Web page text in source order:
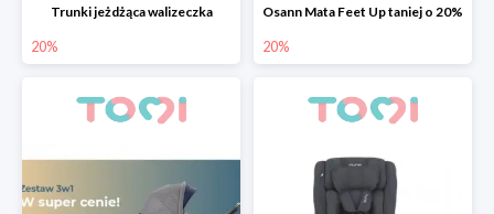
Trunki jeżdżąca walizeczka
20%
Osann Mata Feet Up taniej o 20%
20%